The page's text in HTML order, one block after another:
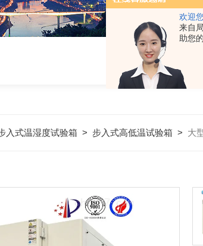
欢迎
来自
助您
入式温湿度试验箱 > 步入式高低温试验箱 > 大